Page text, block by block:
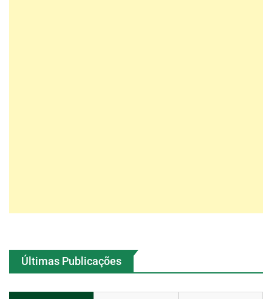
Últimas Publicações